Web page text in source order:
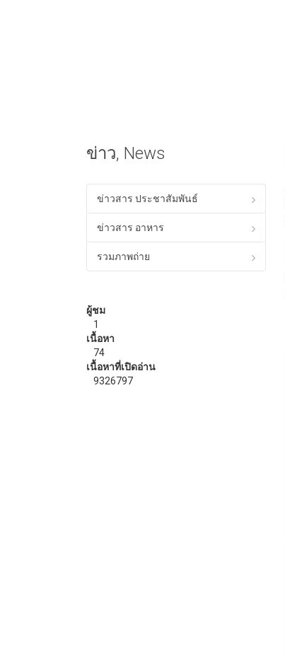
ข่าว, News
ข่าวสาร ประชาสัมพันธ์
ข่าวสาร อาหาร
รวมภาพถ่าย
ผู้ชม
1
เนื้อหา
74
เนื้อหาที่เปิดอ่าน
9326797